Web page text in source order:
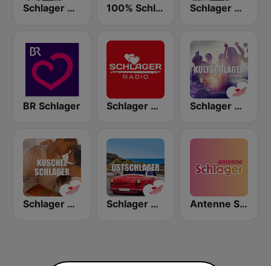
Schlager Radio - Roland Kaiser 100% Schlager Schlager Radio - Andrea Berg
BR Schlager Schlager Radio FM Schlager Radio - Kult-Schlager
Schlager Radio - Kuschel-Schlager Schlager Radio - Ost-Schlager Antenne Schlager